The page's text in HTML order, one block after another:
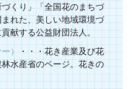
くり」「全国花のまちづ
れた、美しい地域環境づ
献する公益財団法人。
）・・・花き産業及び花
水産省のページ。花きの